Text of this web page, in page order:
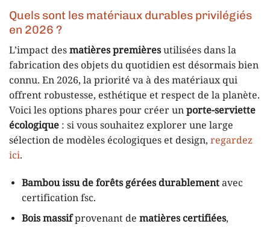
Quels sont les matériaux durables privilégiés
en 2026 ?
L’impact desmatières premièresutilisées dans la
fabrication des objets du quotidien est désormais bien
connu. En 2026, la priorité va à des matériaux qui
offrent robustesse, esthétique et respect de la planète.
Voici les options phares pour créer unporte-serviette
écologique : si vous souhaitez explorer une large
sélection de modèles écologiques et design, regardez
ici.
Bambou issu de forêts gérées durablementavec
certification fsc.
Bois massifprovenant de matières certifiées,